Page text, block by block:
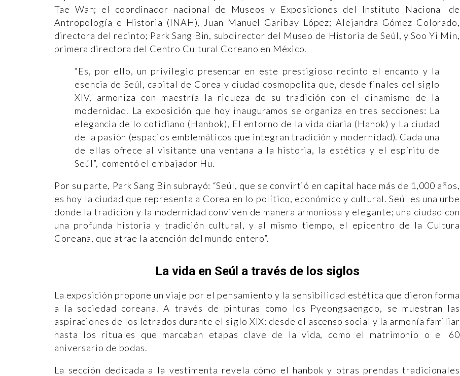
Tae Wan; el coordinador nacional de Museos y Exposiciones del Instituto Nacional de
Antropología e Historia (INAH), Juan Manuel Garibay López; Alejandra Gómez Colorado,
directora del recinto; Park Sang Bin, subdirector del Museo de Historia de Seúl, y Soo Yi Min,
primera directora del Centro Cultural Coreano en México.
“Es, por ello, un privilegio presentar en este prestigioso recinto el encanto y la
esencia de Seúl, capital de Corea y ciudad cosmopolita que, desde finales del siglo
XIV, armoniza con maestría la riqueza de su tradición con el dinamismo de la
modernidad. La exposición que hoy inauguramos se organiza en tres secciones: La
elegancia de lo cotidiano (Hanbok), El entorno de la vida diaria (Hanok) y La ciudad
de la pasión (espacios emblemáticos que integran tradición y modernidad). Cada una
de ellas ofrece al visitante una ventana a la historia, la estética y el espíritu de
Seúl”, comentó el embajador Hu.
Por su parte, Park Sang Bin subrayó: “Seúl, que se convirtió en capital hace más de 1,000 años,
es hoy la ciudad que representa a Corea en lo político, económico y cultural. Seúl es una urbe
donde la tradición y la modernidad conviven de manera armoniosa y elegante; una ciudad con
una profunda historia y tradición cultural, y al mismo tiempo, el epicentro de la Cultura
Coreana, que atrae la atención del mundo entero”.
La vida en Seúl a través de los siglos
La exposición propone un viaje por el pensamiento y la sensibilidad estética que dieron forma
a la sociedad coreana. A través de pinturas como los Pyeongsaengdo, se muestran las
aspiraciones de los letrados durante el siglo XIX: desde el ascenso social y la armonía familiar
hasta los rituales que marcaban etapas clave de la vida, como el matrimonio o el 60
aniversario de bodas.
La sección dedicada a la vestimenta revela cómo el hanbok y otras prendas tradicionales